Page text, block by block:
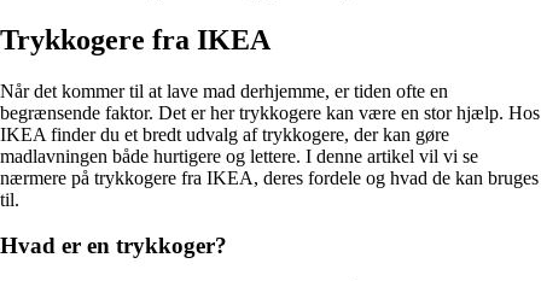
Trykkogere fra IKEA
Når det kommer til at lave mad derhjemme, er tiden ofte en
begrænsende faktor. Det er her trykkogere kan være en stor hjælp. Hos
IKEA finder du et bredt udvalg af trykkogere, der kan gøre
madlavningen både hurtigere og lettere. I denne artikel vil vi se
nærmere på trykkogere fra IKEA, deres fordele og hvad de kan bruges
til.
Hvad er en trykkoger?